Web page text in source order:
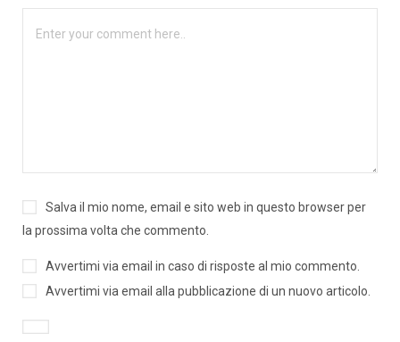
Salva il mio nome, email e sito web in questo browser per
la prossima volta che commento.
Avvertimi via email in caso di risposte al mio commento.
Avvertimi via email alla pubblicazione di un nuovo articolo.